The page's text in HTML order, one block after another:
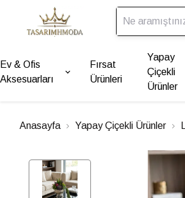
Ev & Ofis
Aksesuarları
Fırsat
Ürünleri
Yapay
Çiçekli
Ürünler
Anasayfa Yapay Çiçekli Ürünler